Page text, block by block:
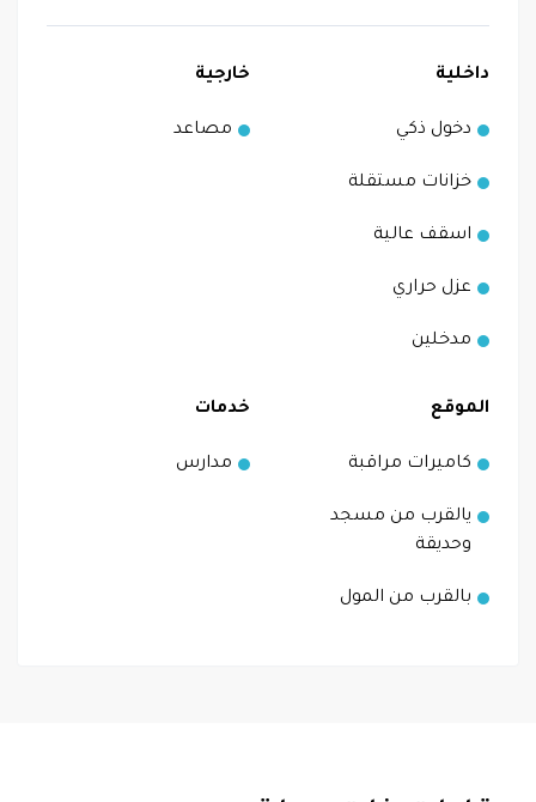
داخلية
دخول ذكي
خزانات مستقلة
اسقف عالية
عزل حراري
مدخلين
خارجية
مصاعد
الموقع
كاميرات مراقبة
يالقرب من مسجد
وحديقة
بالقرب من المول
خدمات
مدارس